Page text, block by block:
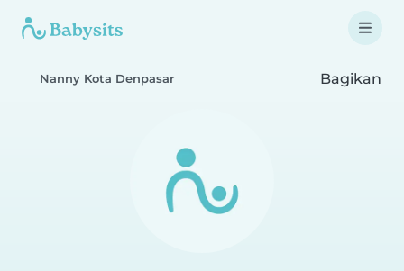
Nanny Kota Denpasar Bagikan